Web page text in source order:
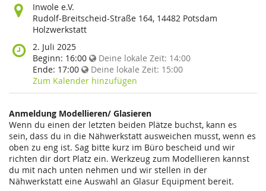
Wo
findet
diese
statt?
Inwole e.V.
Rudolf-Breitscheid-Straße 164, 14482 Potsdam
Holzwerkstatt
Wann
findet
diese
Veranstaltung
statt?
2. Juli 2025
Beginn: 16:00 Deine lokale Zeit: 14:00
Ende: 17:00 Deine lokale Zeit: 15:00
Zum Kalender hinzufügen
Anmeldung Modellieren/ Glasieren
Wenn du einen der letzten beiden Plätze buchst, kann es
sein, dass du in die Nähwerkstatt ausweichen musst, wenn es
oben zu eng ist. Sag bitte kurz im Büro bescheid und wir
richten dir dort Platz ein. Werkzeug zum Modellieren kannst
du mit nach unten nehmen und wir stellen in der
Nähwerkstatt eine Auswahl an Glasur Equipment bereit.